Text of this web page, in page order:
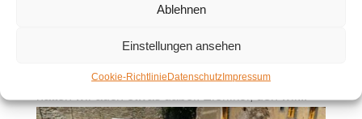
Ablehnen
Einstellungen ansehen
Cookie-RichtlinieDatenschutzImpressum
Fasching gefeiert – und der Luisenhof war mit
Luisenhof“ zogen wir verkleidet als Hühner, Hähne
und Eier durch die Straßen. Passend zum Thema